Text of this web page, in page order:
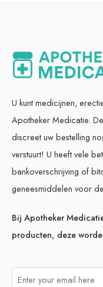
U kunt medicijnen,
Apotheker Medicatie.
discreet uw bestelling
verstuurt! U heeft vele
bankoverschrijving of
geneesmiddelen voor
Bij Apotheker
producten, deze